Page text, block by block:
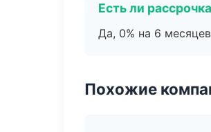
Есть ли
Да, 0% на 6
Похожие